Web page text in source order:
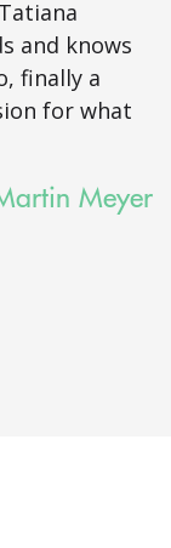
and knows
finally a
for what
Meyer